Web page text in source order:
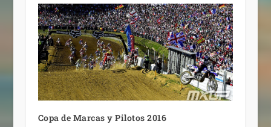
Copa de Marcas y Pilotos 2016